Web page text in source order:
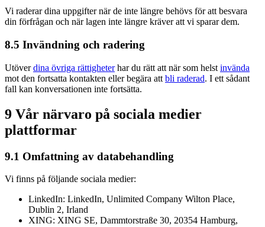
Vi raderar dina uppgifter när de inte längre behövs för att besvara
din förfrågan och när lagen inte längre kräver att vi sparar dem.
8.5 Invändning och radering
Utöverdina övriga rättigheterhar du rätt att när som helst invända
mot den fortsatta kontakten eller begära att bli raderad. I ett sådant
fall kan konversationen inte fortsätta.
9 Vår närvaro på sociala medier
plattformar
9.1 Omfattning av databehandling
Vi finns på följande sociala medier:
LinkedIn: LinkedIn, Unlimited Company Wilton Place,
Dublin 2, Irland
XING: XING SE, Dammtorstraße 30, 20354 Hamburg,